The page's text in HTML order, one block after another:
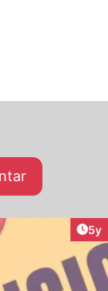
5y